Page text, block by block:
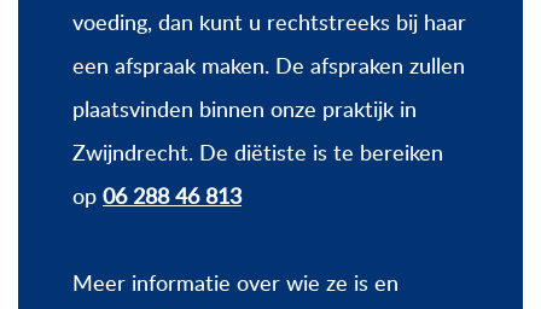
voeding, dan kunt u rechtstreeks bij haar
een afspraak maken. De afspraken zullen
plaatsvinden binnen onze praktijk in
Zwijndrecht. De diëtiste is te bereiken
op 06 288 46 813
Meer informatie over wie ze is en